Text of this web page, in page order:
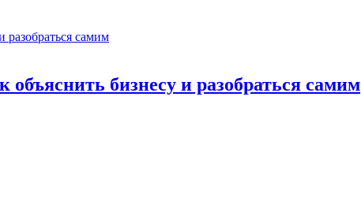
бизнесу и разобраться самим